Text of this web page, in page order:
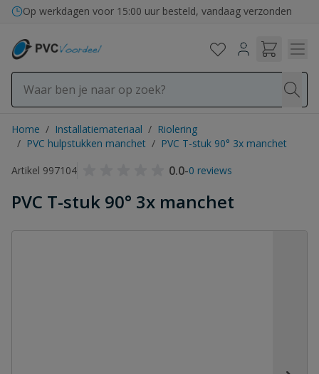
Ga naar de inhoud
Bezorging in binnen- en buitenland
Op werkdagen voor 15:00 uur besteld, vandaag verzonden
Home / Installatiemateriaal / Riolering
/ PVC hulpstukken manchet / PVC T-stuk 90° 3x manchet
Artikel 997104
0.0-0 reviews
PVC T-stuk 90° 3x manchet